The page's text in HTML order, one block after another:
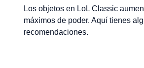
Los objetos en LoL Classic
máximos de poder. Aquí tienes
recomendaciones.